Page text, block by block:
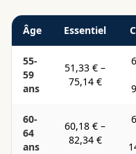
Âge Essentiel
55-
59
ans
51,33 € –
75,14 €
60-
64
ans
60,18 € –
82,34 €